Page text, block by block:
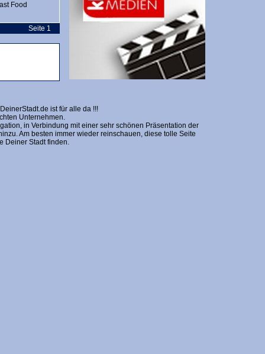
Food
Seite 1
ist für alle da !!!
Unternehmen.
in Verbindung mit einer sehr schönen Präsentation der
Am besten immer wieder reinschauen, diese tolle Seite
Deiner Stadt finden.